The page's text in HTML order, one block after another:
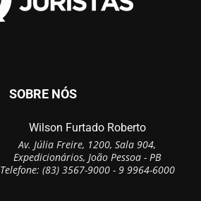
SOBRE NÓS
Wilson Furtado Roberto
Av. Júlia Freire, 1200, Sala 904,
Expedicionários, João Pessoa - PB
Telefone: (83) 3567-9000 - 9 9964-6000